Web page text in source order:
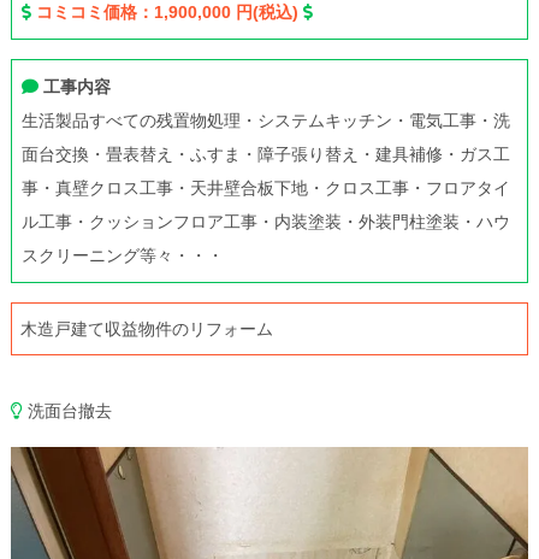
コミコミ価格：1,900,000 円(税込)
工事内容
生活製品すべての残置物処理・システムキッチン・電気工事・洗
面台交換・畳表替え・ふすま・障子張り替え・建具補修・ガス工
事・真壁クロス工事・天井壁合板下地・クロス工事・フロアタイ
ル工事・クッションフロア工事・内装塗装・外装門柱塗装・ハウ
スクリーニング等々・・・
木造戸建て収益物件のリフォーム
洗面台撤去